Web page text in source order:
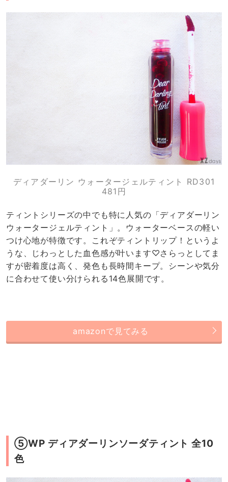
ディアダーリン ウォータージェルティント RD301
481円
ティントシリーズの中でも特に人気の「ディアダーリン
ウォータージェルティント」。ウォーターベースの軽い
つけ心地が特徴です。これぞティントリップ！というよ
うな、じわっとした血色感が叶います♡さらっとしてま
すが密着度は高く、発色も長時間キープ。シーンや気分
に合わせて使い分けられる14色展開です。
amazonで見てみる
⑤WP ディアダーリンソーダティント 全10
色